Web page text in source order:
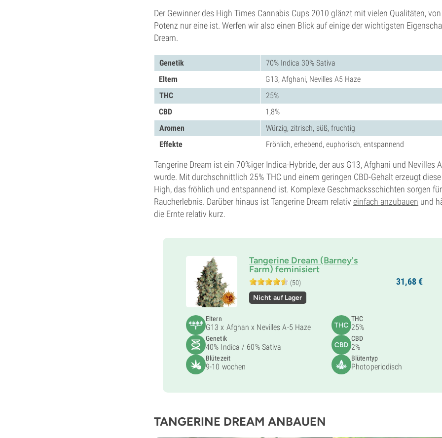
Der Gewinner des High Times Cannabis Cups 2010 glänzt mit vielen Qualitäten,
Potenz nur eine ist. Werfen wir also einen Blick auf einige der wichtigsten
Dream.
Genetik
70% Indica 30% Sativa
Eltern
G13, Afghani, Nevilles A5 Haze
THC
25%
CBD
1,8%
Aromen
Würzig, zitrisch, süß, fruchtig
Effekte
Fröhlich, erhebend, euphorisch, entspannend
Tangerine Dream ist ein 70%iger Indica-Hybride, der aus G13, Afghani und Nevilles
wurde. Mit durchschnittlich 25% THC und einem geringen CBD-Gehalt erzeugt
High, das fröhlich und entspannend ist. Komplexe Geschmacksschichten sorgen
Raucherlebnis. Darüber hinaus ist Tangerine Dream relativ einfach anzubauen und
die Ernte relativ kurz.
Tangerine Dream (Barney's
Farm) feminisiert
(50)
Nicht auf Lager
31,68€
Eltern
G13 x Afghan x Nevilles A-5 Haze
Genetik
40% Indica / 60% Sativa
Blütezeit
9-10 wochen
THC
25%
CBD
2%
Blütentyp
Photoperiodisch
TANGERINE DREAM ANBAUEN